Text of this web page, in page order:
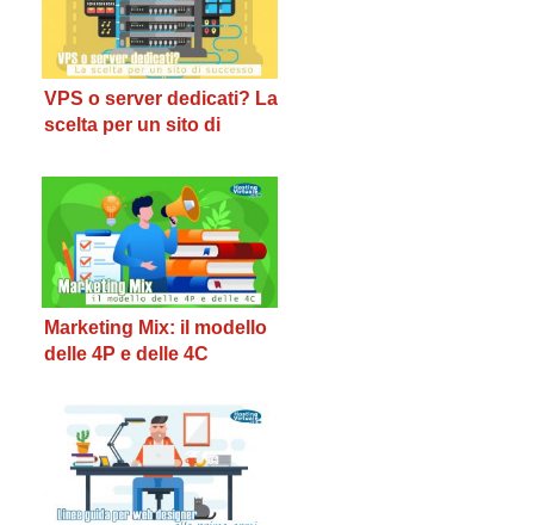
VPS o server dedicati? La
scelta per un sito di
Marketing Mix: il modello
delle 4P e delle 4C